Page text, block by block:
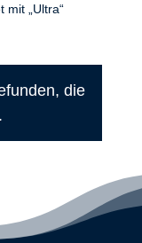
„Ultra“
die